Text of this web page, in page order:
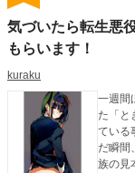
気づいたら転生悪
もらいます！
kuraku
一週間
た「と
ている
だ瞬間
族の見